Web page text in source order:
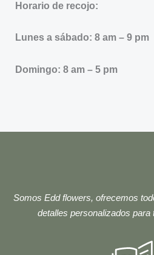
Horario de recojo:
Lunes a sábado: 8 am – 9 pm
Domingo: 8 am – 5 pm
Somos Edd flowers, ofrecemos
detalles personalizados para